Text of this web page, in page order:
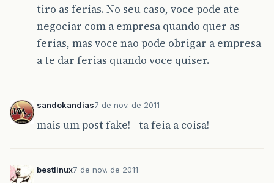
tiro as ferias. No seu caso, voce pode ate
negociar com a empresa quando quer as
ferias, mas voce nao pode obrigar a empresa
a te dar ferias quando voce quiser.
sandokandias7 de nov. de 2011
mais um post fake! - ta feia a coisa!
bestlinux7 de nov. de 2011